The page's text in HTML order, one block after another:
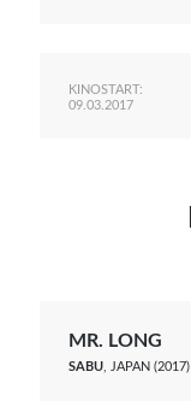
KINOSTART:
09.03.2017
MR. LONG
SABU , JAPAN (2017)